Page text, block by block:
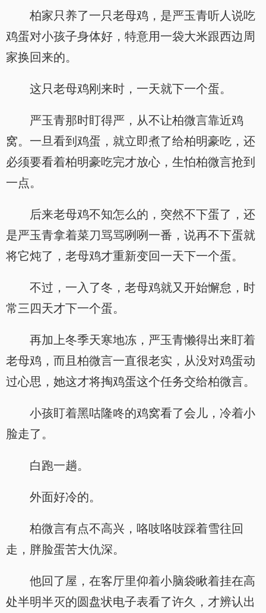
柏家只养了一只老母鸡，是严玉青听人说吃
鸡蛋对小孩子身体好，特意用一袋大米跟西边周
家换回来的。
这只老母鸡刚来时，一天就下一个蛋。
严玉青那时盯得严，从不让柏微言靠近鸡
窝。一旦看到鸡蛋，就立即煮了给柏明豪吃，还
必须要看着柏明豪吃完才放心，生怕柏微言抢到
一点。
后来老母鸡不知怎么的，突然不下蛋了，还
是严玉青拿着菜刀骂骂咧咧一番，说再不下蛋就
将它炖了，老母鸡才重新变回一天下一个蛋。
不过，一入了冬，老母鸡就又开始懈怠，时
常三四天才下一个蛋。
再加上冬季天寒地冻，严玉青懒得出来盯着
老母鸡，而且柏微言一直很老实，从没对鸡蛋动
过心思，她这才将掏鸡蛋这个任务交给柏微言。
小孩盯着黑咕隆咚的鸡窝看了会儿，冷着小
脸走了。
白跑一趟。
外面好冷的。
柏微言有点不高兴，咯吱咯吱踩着雪往回
走，胖脸蛋苦大仇深。
他回了屋，在客厅里仰着小脑袋瞅着挂在高
处半明半灭的圆盘状电子表看了许久，才辨认出